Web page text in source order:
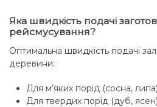
Яка швидкість подачі
рейсмусування?
Оптимальна швидкість подачі
деревини:
Для м’яких порід (сосна,
Для твердих порід (дуб,